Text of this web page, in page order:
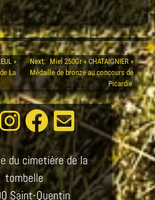
»
La
Next: Miel 250Gr « CHATAIGNIER »
Médaille de bronze au concours de
Picardie
du cimetière de la
tombelle
Saint-Quentin